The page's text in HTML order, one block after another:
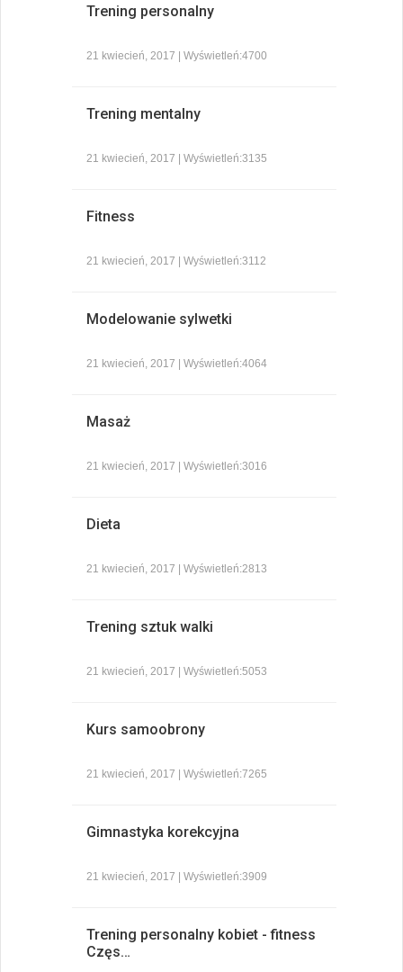
Trening personalny
21 kwiecień, 2017 | Wyświetleń:4700
Trening mentalny
21 kwiecień, 2017 | Wyświetleń:3135
Fitness
21 kwiecień, 2017 | Wyświetleń:3112
Modelowanie sylwetki
21 kwiecień, 2017 | Wyświetleń:4064
Masaż
21 kwiecień, 2017 | Wyświetleń:3016
Dieta
21 kwiecień, 2017 | Wyświetleń:2813
Trening sztuk walki
21 kwiecień, 2017 | Wyświetleń:5053
Kurs samoobrony
21 kwiecień, 2017 | Wyświetleń:7265
Gimnastyka korekcyjna
21 kwiecień, 2017 | Wyświetleń:3909
Trening personalny kobiet - fitness
Częs…